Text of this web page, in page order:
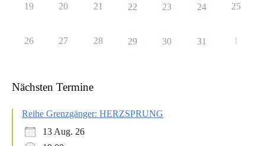
19 20 21 22 23 24 25
26 27 28 29 30 31 1
Nächsten Termine
Reihe Grenzgänger: HERZSPRUNG
13 Aug. 26